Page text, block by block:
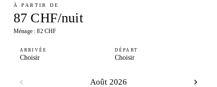
À PARTIR DE
87 CHF/nuit
Ménage : 82 CHF
ARRIVÉE
Choisir
DÉPART
Choisir
Août 2026